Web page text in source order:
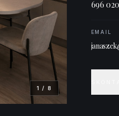
1 / 8
‭696 020
EMAIL